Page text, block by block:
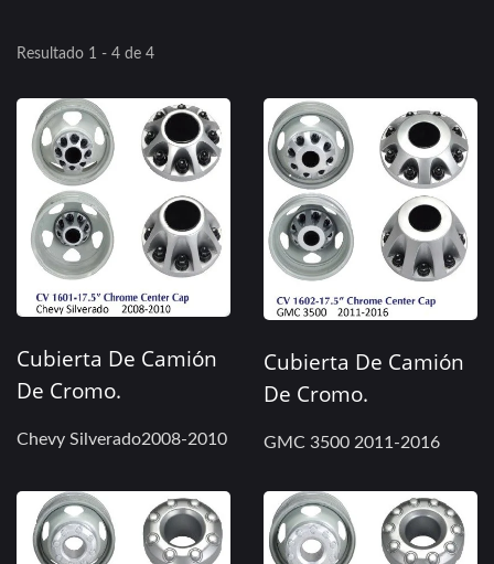
Resultado 1 - 4 de 4
Cubierta De Camión
De Cromo.
Chevy Silverado2008-2010
Cubierta De Camión
De Cromo.
GMC 3500 2011-2016